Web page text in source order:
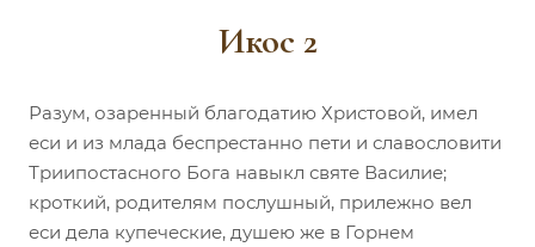
Икос 2
Разум, озаренный благодатию Христовой, имел
еси и из млада беспрестанно пети и славословити
Триипостасного Бога навыкл святе Василие;
кроткий, родителям послушный, прилежно вел
еси дела купеческие, душею же в Горнем